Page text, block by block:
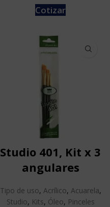
Cotizar
Studio 401, Kit x 3
angulares
Tipo de uso, Acrílico, Acuarela,
Studio, Kits, Óleo, Pinceles